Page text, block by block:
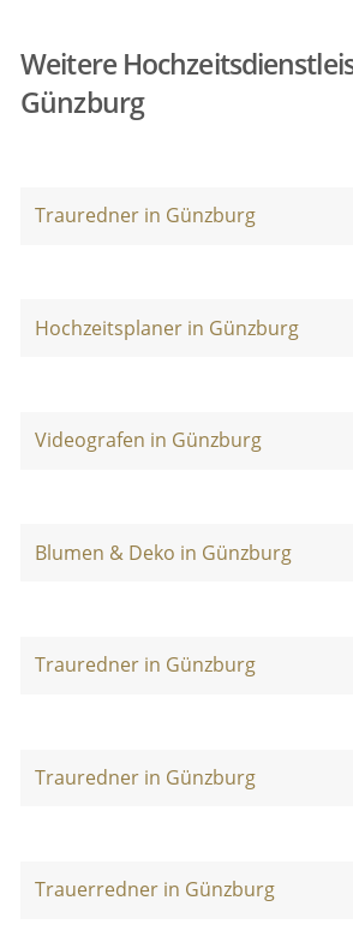
Weitere
Günzburg
Trauredner in Günzburg
Hochzeitsplaner in Günzburg
Videografen in Günzburg
Blumen & Deko in Günzburg
Trauredner in Günzburg
Trauredner in Günzburg
Trauerredner in Günzburg